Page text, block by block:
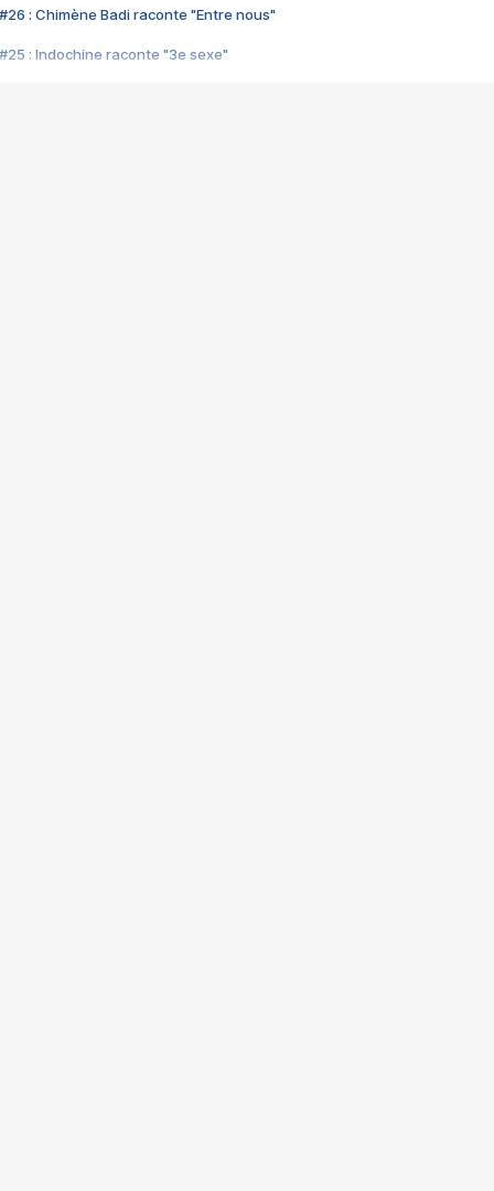
#26 : Chimène Badi raconte "Entre nous"
#25 : Indochine raconte "3e sexe"